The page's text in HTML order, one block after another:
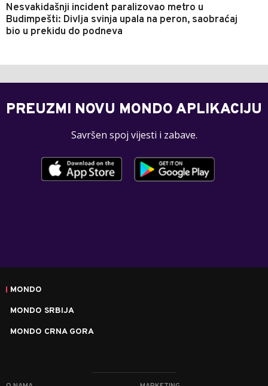
Nesvakidašnji incident paralizovao metro u
Budimpešti: Divlja svinja upala na peron, saobraćaj
bio u prekidu do podneva
PREUZMI NOVU MONDO APLIKACIJU
Savršen spoj vijesti i zabave.
MONDO
MONDO SRBIJA
MONDO CRNA GORA